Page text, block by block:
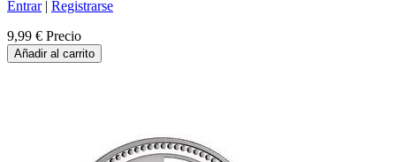
Entrar| Registrarse
9,99 € Precio
Añadir al carrito